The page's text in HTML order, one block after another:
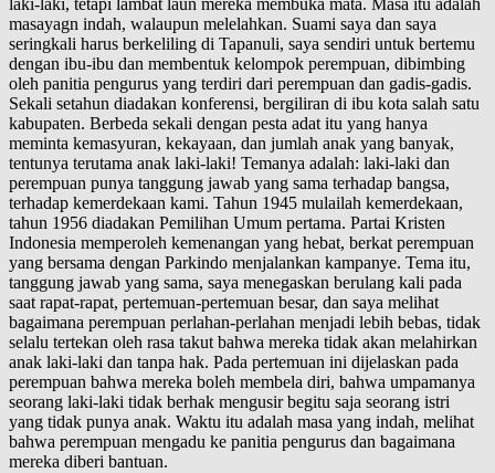
laki-laki, tetapi lambat laun mereka membuka mata. Masa itu adalah
masayagn indah, walaupun melelahkan. Suami saya dan saya
seringkali harus berkeliling di Tapanuli, saya sendiri untuk bertemu
dengan ibu-ibu dan membentuk kelompok perempuan, dibimbing
oleh panitia pengurus yang terdiri dari perempuan dan gadis-gadis.
Sekali setahun diadakan konferensi, bergiliran di ibu kota salah satu
kabupaten. Berbeda sekali dengan pesta adat itu yang hanya
meminta kemasyuran, kekayaan, dan jumlah anak yang banyak,
tentunya terutama anak laki-laki! Temanya adalah: laki-laki dan
perempuan punya tanggung jawab yang sama terhadap bangsa,
terhadap kemerdekaan kami. Tahun 1945 mulailah kemerdekaan,
tahun 1956 diadakan Pemilihan Umum pertama. Partai Kristen
Indonesia memperoleh kemenangan yang hebat, berkat perempuan
yang bersama dengan Parkindo menjalankan kampanye. Tema itu,
tanggung jawab yang sama, saya menegaskan berulang kali pada
saat rapat-rapat, pertemuan-pertemuan besar, dan saya melihat
bagaimana perempuan perlahan-perlahan menjadi lebih bebas, tidak
selalu tertekan oleh rasa takut bahwa mereka tidak akan melahirkan
anak laki-laki dan tanpa hak. Pada pertemuan ini dijelaskan pada
perempuan bahwa mereka boleh membela diri, bahwa umpamanya
seorang laki-laki tidak berhak mengusir begitu saja seorang istri
yang tidak punya anak. Waktu itu adalah masa yang indah, melihat
bahwa perempuan mengadu ke panitia pengurus dan bagaimana
mereka diberi bantuan.